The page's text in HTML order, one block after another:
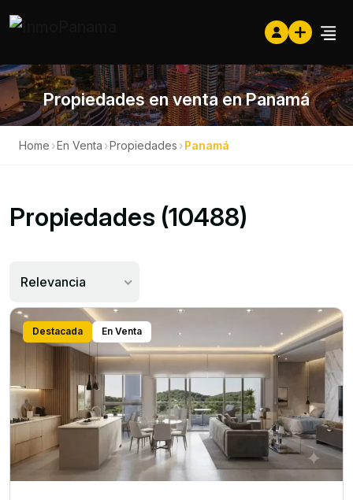
Propiedades en venta en Panamá
Home ›En Venta ›Propiedades ›Panamá
Propiedades (10488)
Relevancia
Destacada En Venta